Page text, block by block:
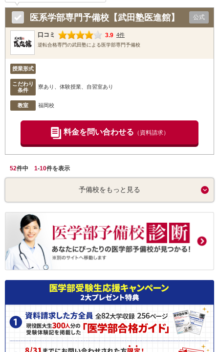
医系学部専門予備校【武田塾医進館】 公式
口コミ 3.9 4件
逆転合格専門の武田塾による医学部専門予備校
授業形式
こだわり
条件
寮あり、体験授業、自習室あり
教室 福岡校
料金を問い合わせる （資料請求）
52件中 1-10件を表示
予備校をもっと見る